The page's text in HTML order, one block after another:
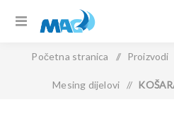
Početna stranica / Proizvodi
Mesing dijelovi /